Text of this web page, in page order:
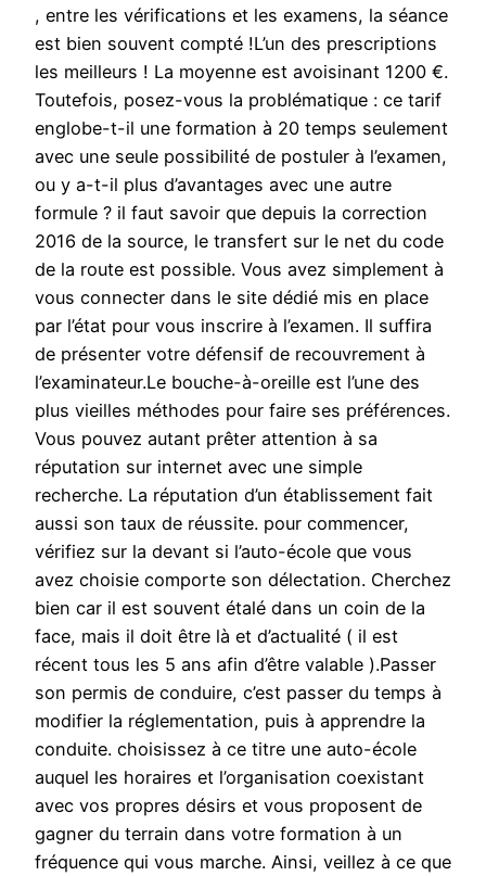
, entre les vérifications et les examens, la séance
est bien souvent compté !L’un des prescriptions
les meilleurs ! La moyenne est avoisinant 1200 €.
Toutefois, posez-vous la problématique : ce tarif
englobe-t-il une formation à 20 temps seulement
avec une seule possibilité de postuler à l’examen,
ou y a-t-il plus d’avantages avec une autre
formule ? il faut savoir que depuis la correction
2016 de la source, le transfert sur le net du code
de la route est possible. Vous avez simplement à
vous connecter dans le site dédié mis en place
par l’état pour vous inscrire à l’examen. Il suffira
de présenter votre défensif de recouvrement à
l’examinateur.Le bouche-à-oreille est l’une des
plus vieilles méthodes pour faire ses préférences.
Vous pouvez autant prêter attention à sa
réputation sur internet avec une simple
recherche. La réputation d’un établissement fait
aussi son taux de réussite. pour commencer,
vérifiez sur la devant si l’auto-école que vous
avez choisie comporte son délectation. Cherchez
bien car il est souvent étalé dans un coin de la
face, mais il doit être là et d’actualité ( il est
récent tous les 5 ans afin d’être valable ).Passer
son permis de conduire, c’est passer du temps à
modifier la réglementation, puis à apprendre la
conduite. choisissez à ce titre une auto-école
auquel les horaires et l’organisation coexistant
avec vos propres désirs et vous proposent de
gagner du terrain dans votre formation à un
fréquence qui vous marche. Ainsi, veillez à ce que